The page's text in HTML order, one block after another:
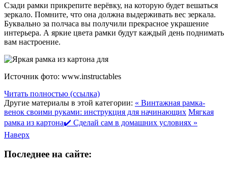
Сзади рамки прикрепите верёвку, на которую будет вешаться
зеркало. Помните, что она должна выдерживать вес зеркала.
Буквально за полчаса вы получили прекрасное украшение
интерьера. А яркие цвета рамки будут каждый день поднимать
вам настроение.
Источник фото: www.instructables
Читать полностью (ссылка)
Другие материалы в этой категории: « Винтажная рамка-
венок своими руками: инструкция для начинающих Мягкая
рамка из картона✔️ Сделай сам в домашних условиях »
Наверх
Последнее на сайте: